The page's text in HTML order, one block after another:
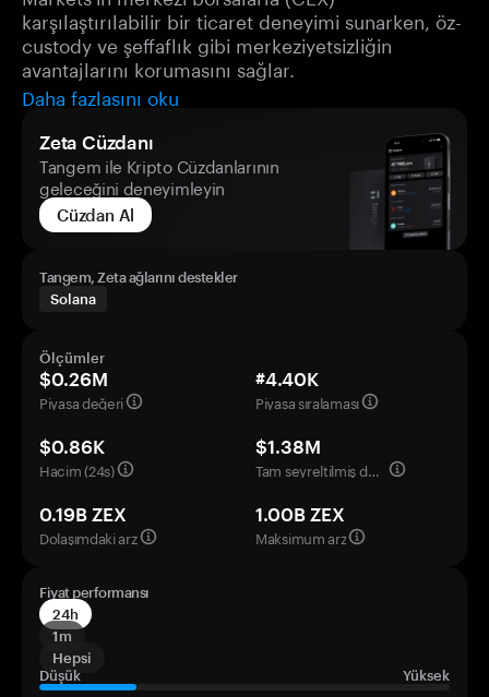
karşılaştırılabilir bir ticaret deneyimi sunarken, öz-
custody ve şeffaflık gibi merkeziyetsizliğin
avantajlarını korumasını sağlar.
Daha fazlasını oku
Zeta Cüzdanı
Tangem ile Kripto Cüzdanlarının
geleceğini deneyimleyin
Cüzdan Al
Tangem, Zeta ağlarını destekler
Solana
Ölçümler
$0.26M
Piyasa değeri
#4.40K
Piyasa sıralaması
$0.86K
Hacim (24s)
$1.38M
Tam seyreltilmiş değerleme
0.19B ZEX
Dolaşımdaki arz
1.00B ZEX
Maksimum arz
Fiyat performansı
24h
1m
Hepsi
Düşük
Yüksek